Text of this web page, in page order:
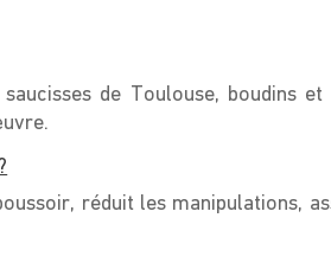
de Toulouse, boudins
réduit les manipulations,